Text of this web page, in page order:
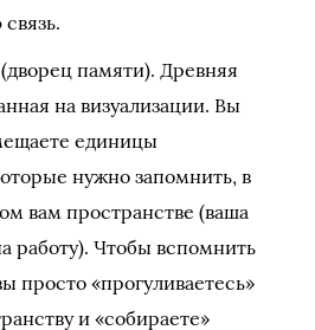
памяти). Древняя
на визуализации. Вы
единицы
нужно запомнить, в
вам пространстве (ваша
работу). Чтобы вспомнить
просто «прогуливаетесь»
и «собираете»